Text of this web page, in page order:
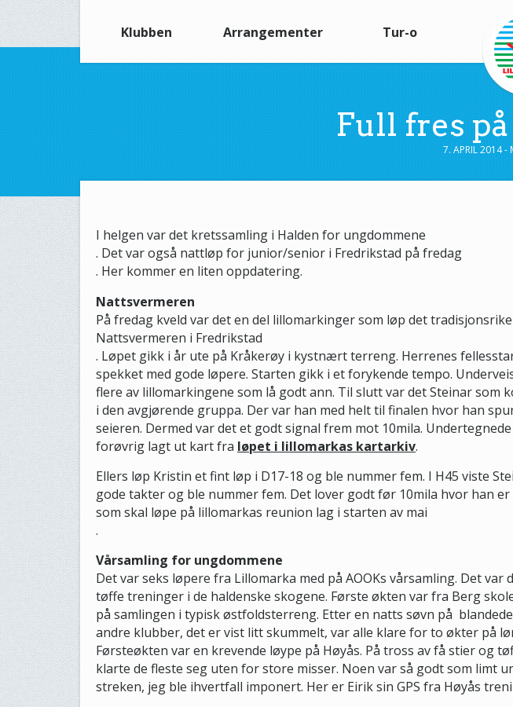
Klubben Arrangementer Tur-o
Full fres
7. APRIL 2014 -
I helgen var det kretssamling i Halden for ungdommene
. Det var også nattløp for junior/senior i Fredrikstad på fredag
. Her kommer en liten oppdatering.
Nattsvermeren
På fredag kveld var det en del lillomarkinger som løp det tradisjonsrike
Nattsvermeren i Fredrikstad
. Løpet gikk i år ute på Kråkerøy i kystnært terreng. Herrenes
spekket med gode løpere. Starten gikk i et forykende tempo.
flere av lillomarkingene som lå godt ann. Til slutt var det Steinar som
i den avgjørende gruppa. Der var han med helt til finalen hvor han
seieren. Dermed var det et godt signal frem mot 10mila.
forøvrig lagt ut kart fra løpet i lillomarkas kartarkiv.
Ellers løp Kristin et fint løp i D17-18 og ble nummer fem. I H45 viste
gode takter og ble nummer fem. Det lover godt før 10mila hvor han er
som skal løpe på lillomarkas reunion lag i starten av mai
.
Vårsamling for ungdommene
Det var seks løpere fra Lillomarka med på AOOKs vårsamling. Det var
tøffe treninger i de haldenske skogene. Første økten var fra Berg
på samlingen i typisk østfoldsterreng. Etter en natts søvn på
andre klubber, det er vist litt skummelt, var alle klare for to økter på
Førsteøkten var en krevende løype på Høyås. På tross av få stier og
klarte de fleste seg uten for store misser. Noen var så godt som limt
streken, jeg ble ihvertfall imponert. Her er Eirik sin GPS fra Høyås